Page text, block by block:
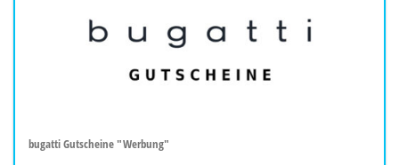
bugatti Gutscheine "Werbung"